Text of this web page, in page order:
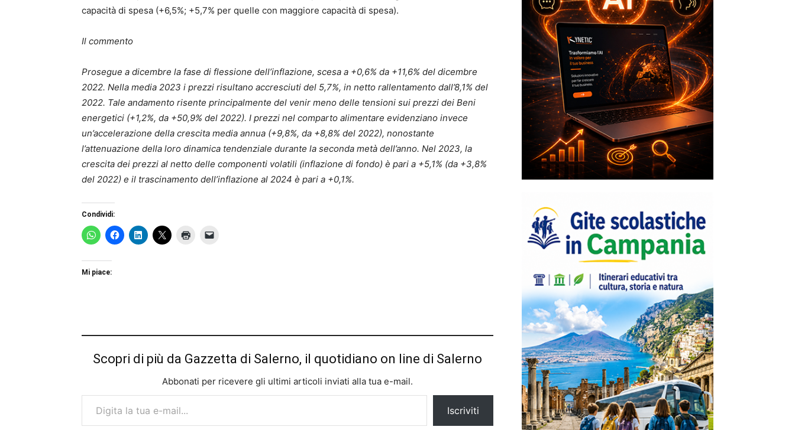
capacità di spesa (+6,5%; +5,7% per quelle con maggiore capacità di spesa).
Il commento
Prosegue a dicembre la fase di flessione dell’inflazione, scesa a +0,6% da +11,6% del dicembre
2022. Nella media 2023 i prezzi risultano accresciuti del 5,7%, in netto rallentamento dall’8,1% del
2022. Tale andamento risente principalmente del venir meno delle tensioni sui prezzi dei Beni
energetici (+1,2%, da +50,9% del 2022). I prezzi nel comparto alimentare evidenziano invece
un’accelerazione della crescita media annua (+9,8%, da +8,8% del 2022), nonostante
l’attenuazione della loro dinamica tendenziale durante la seconda metà dell’anno. Nel 2023, la
crescita dei prezzi al netto delle componenti volatili (inflazione di fondo) è pari a +5,1% (da +3,8%
del 2022) e il trascinamento dell’inflazione al 2024 è pari a +0,1%.
Condividi:
Mi piace:
Scopri di più da Gazzetta di Salerno, il quotidiano on line di Salerno
Abbonati per ricevere gli ultimi articoli inviati alla tua e-mail.
Digita la tua e-mail...
Iscriviti